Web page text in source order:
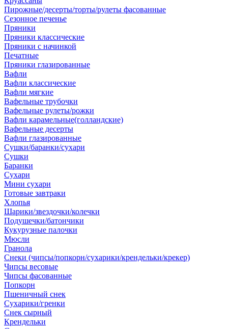
Пирожные/десерты/торты/рулеты фасованные
Сезонное печенье
Пряники
Пряники классические
Пряники с начинкой
Печатные
Пряники глазированные
Вафли
Вафли классические
Вафли мягкие
Вафельные трубочки
Вафельные рулеты/рожки
Вафли карамельные(голландские)
Вафельные десерты
Вафли глазированные
Сушки/баранки/сухари
Сушки
Баранки
Сухари
Мини сухари
Готовые завтраки
Хлопья
Шарики/звездочки/колечки
Подушечки/батончики
Кукурузные палочки
Мюсли
Гранола
Снеки (чипсы/попкорн/сухарики/крендельки/крекер)
Чипсы весовые
Чипсы фасованные
Попкорн
Пшеничный снек
Сухарики/гренки
Снек сырный
Крендельки